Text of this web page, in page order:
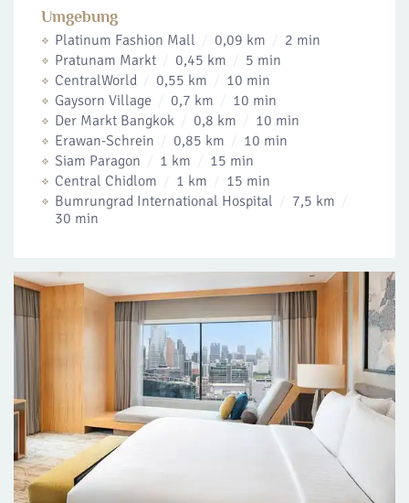
Umgebung
Platinum Fashion Mall
0,09 km
2 min
Pratunam Markt
0,45 km
5 min
CentralWorld
0,55 km
10 min
Gaysorn Village
0,7 km
10 min
Der Markt Bangkok
0,8 km
10 min
Erawan-Schrein
0,85 km
10 min
Siam Paragon
1 km
15 min
Central Chidlom
1 km
15 min
Bumrungrad International Hospital
7,5 km
30 min